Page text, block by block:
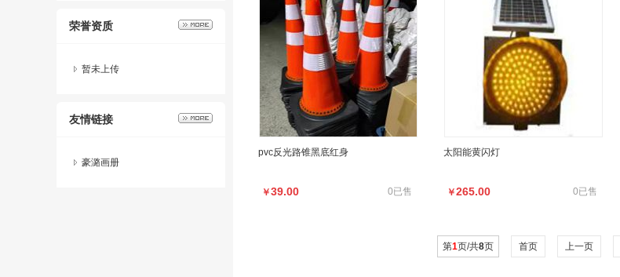
荣誉资质
暂未上传
友情链接
豪潞画册
pvc反光路锥黑底红身
￥39.00 0已售
太阳能黄闪灯
￥265.00 0已售
第1页/共8页 首页 上一页